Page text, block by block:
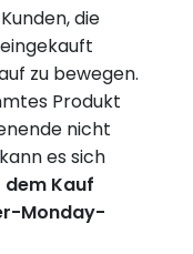
die
zu bewegen.
Produkt
nicht
es sich
dem Kauf
Monday-